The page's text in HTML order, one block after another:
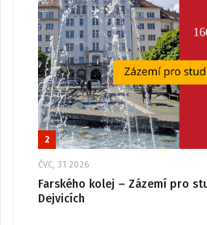
2
ČVC, 31 2026
Farského kolej – Zázemí pro
Dejvicích